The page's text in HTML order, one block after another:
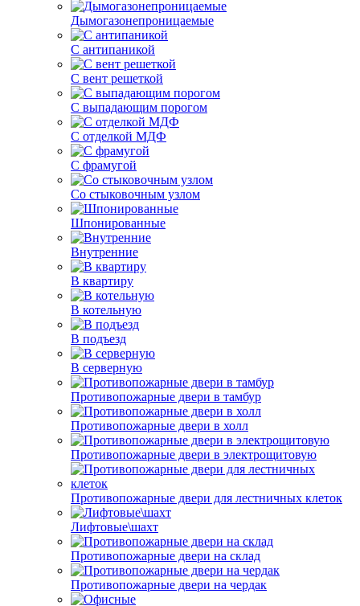
Дымогазонепроницаемые
С антипаникой
С вент решеткой
С выпадающим порогом
С отделкой МДФ
С фрамугой
Со стыковочным узлом
Шпонированные
Внутренние
В квартиру
В котельную
В подъезд
В серверную
Противопожарные двери в тамбур
Противопожарные двери в холл
Противопожарные двери в электрощитовую
Противопожарные двери для лестничных клеток
Лифтовые\шахт
Противопожарные двери на склад
Противопожарные двери на чердак